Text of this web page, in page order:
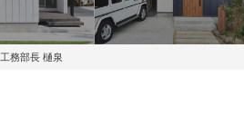
工務部長 樋泉